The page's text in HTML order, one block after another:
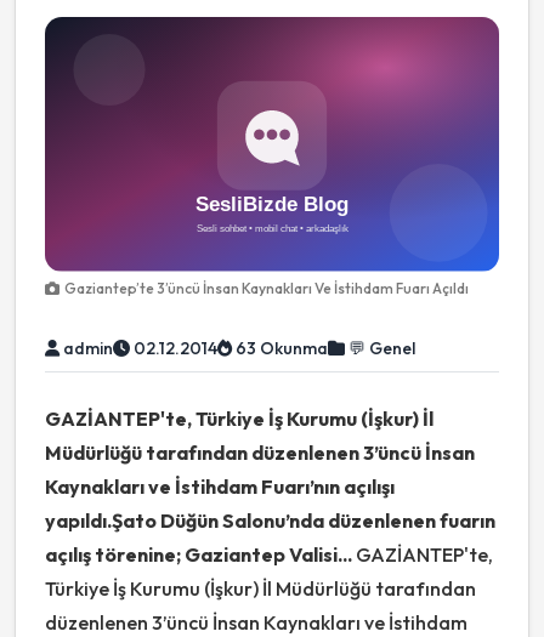
Gaziantep’te 3’üncü İnsan Kaynakları Ve İstihdam Fuarı Açıldı
admin 02.12.2014 63 Okunma 💬 Genel
GAZİANTEP'te, Türkiye İş Kurumu (İşkur) İl
Müdürlüğü tarafından düzenlenen 3’üncü İnsan
Kaynakları ve İstihdam Fuarı’nın açılışı
yapıldı.Şato Düğün Salonu’nda düzenlenen fuarın
açılış törenine; Gaziantep Valisi... GAZİANTEP'te,
Türkiye İş Kurumu (İşkur) İl Müdürlüğü tarafından
düzenlenen 3’üncü İnsan Kaynakları ve İstihdam